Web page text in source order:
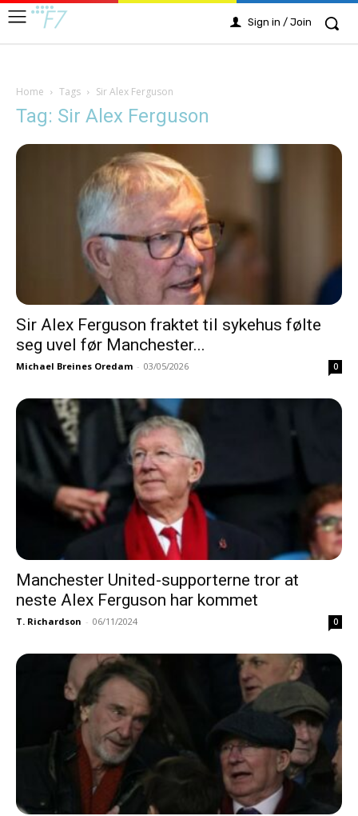
Sign in / Join
Home Tags Sir Alex Ferguson
Tag: Sir Alex Ferguson
Sir Alex Ferguson fraktet til sykehus følte
seg uvel før Manchester...
Michael Breines Oredam - 03/05/2026 0
Manchester United-supporterne tror at
neste Alex Ferguson har kommet
T. Richardson - 06/11/2024 0